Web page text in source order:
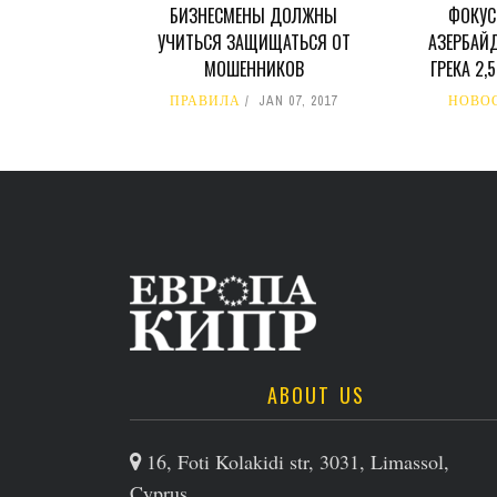
БИЗНЕСМЕНЫ ДОЛЖНЫ
УЧИТЬСЯ ЗАЩИЩАТЬСЯ ОТ
МОШЕННИКОВ
ПРАВИЛА JAN 07, 2017
ГРЕКА
ABOUT US
16, Foti Kolakidi str, 3031, Limassol,